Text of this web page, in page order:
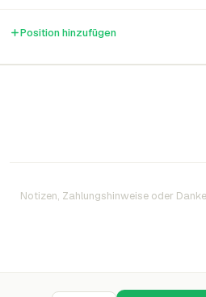
Position hinzufügen